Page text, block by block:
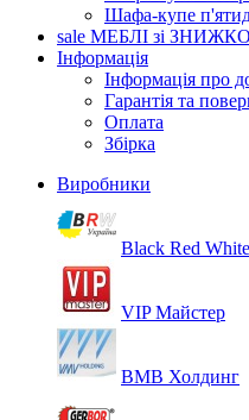
Шафа-купе
sale МЕБЛІ зі
Інформація
Інформація про
Гарантія та
Оплата
Збірка
Виробники
Black Red White
VIP Майстер
ВМВ Холдинг